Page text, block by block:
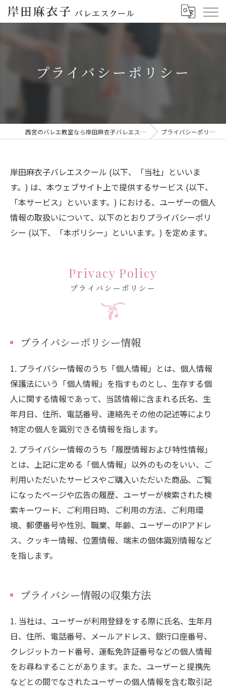
プライバシーポリシー
西宮のバレエ教室なら岸田麻衣子バレエスクール プライバシーポリシー
岸田麻衣子バレエスクール (以下、「当社」といいま
す。) は、本ウェブサイト上で提供するサービス (以下、
「本サービス」といいます。) における、ユーザーの個人
情報の取扱いについて、以下のとおりプライバシーポリ
シー (以下、「本ポリシー」といいます。) を定めます。
プライバシーポリシー
Privacy Policy
プライバシーポリシー情報
1. プライバシー情報のうち「個人情報」とは、個人情報
保護法にいう「個人情報」を指すものとし、生存する個
人に関する情報であって、当該情報に含まれる氏名、生
年月日、住所、電話番号、連絡先その他の記述等により
特定の個人を識別できる情報を指します。
2. プライバシー情報のうち「履歴情報および特性情報」
とは、上記に定める「個人情報」以外のものをいい、ご
利用いただいたサービスやご購入いただいた商品、ご覧
になったページや広告の履歴、ユーザーが検索された検
索キーワード、ご利用日時、ご利用の方法、ご利用環
境、郵便番号や性別、職業、年齢、ユーザーのIPアドレ
ス、クッキー情報、位置情報、端末の個体識別情報など
を指します。
プライバシー情報の収集方法
1. 当社は、ユーザーが利用登録をする際に氏名、生年月
日、住所、電話番号、メールアドレス、銀行口座番号、
クレジットカード番号、運転免許証番号などの個人情報
をお尋ねすることがあります。また、ユーザーと提携先
などとの間でなされたユーザーの個人情報を含む取引記